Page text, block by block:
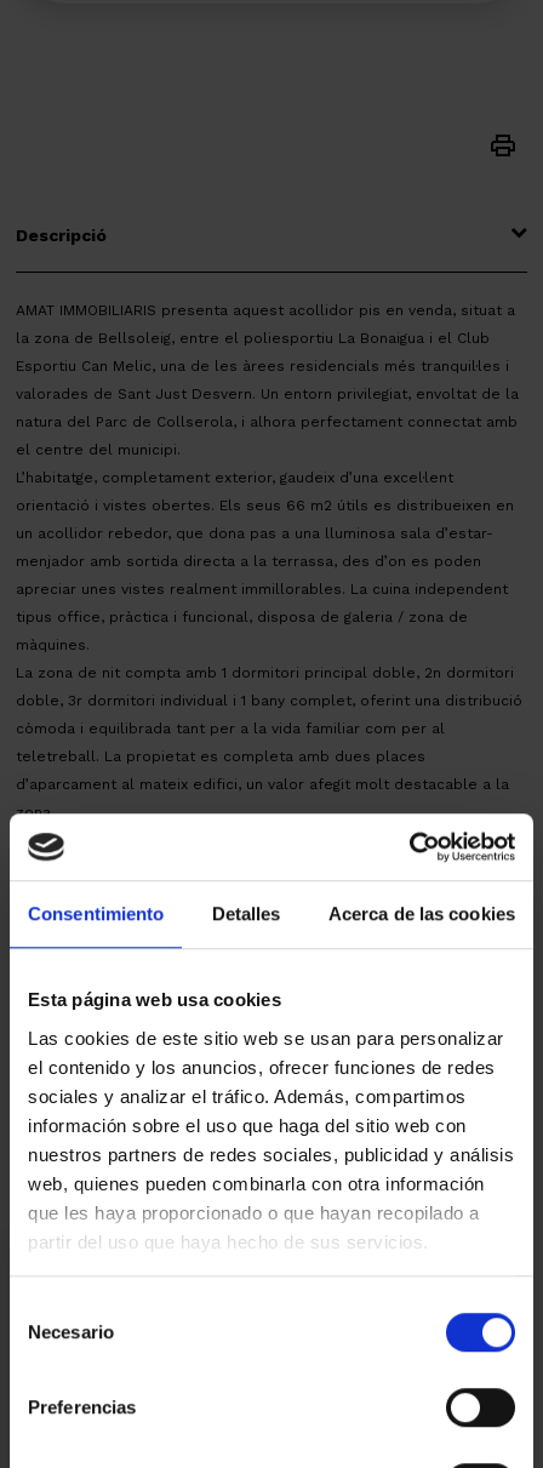
Consentimiento Detalles Acerca de las cookies
Esta página web usa cookies
Las cookies de este sitio web se usan para personalizar
el contenido y los anuncios, ofrecer funciones de redes
sociales y analizar el tráfico. Además, compartimos
información sobre el uso que haga del sitio web con
nuestros partners de redes sociales, publicidad y análisis
web, quienes pueden combinarla con otra información
que les haya proporcionado o que hayan recopilado a
partir del uso que haya hecho de sus servicios.
Necesario
Preferencias
Descripció
AMAT IMMOBILIARIS presenta aquest acollidor pis en venda, situat a
la zona de Bellsoleig, entre el poliesportiu La Bonaigua i el Club
Esportiu Can Melic, una de les àrees residencials més tranquil·les i
valorades de Sant Just Desvern. Un entorn privilegiat, envoltat de la
natura del Parc de Collserola, i alhora perfectament connectat amb
el centre del municipi.
L’habitatge, completament exterior, gaudeix d’una excel·lent
orientació i vistes obertes. Els seus 66 m2 útils es distribueixen en
un acollidor rebedor, que dona pas a una lluminosa sala d’estar-
menjador amb sortida directa a la terrassa, des d’on es poden
apreciar unes vistes realment immillorables. La cuina independent
tipus office, pràctica i funcional, disposa de galeria / zona de
màquines.
La zona de nit compta amb 1 dormitori principal doble, 2n dormitori
doble, 3r dormitori individual i 1 bany complet, oferint una distribució
còmoda i equilibrada tant per a la vida familiar com per al
teletreball. La propietat es completa amb dues places
d’aparcament al mateix edifici, un valor afegit molt destacable a la
zona.
En resum, un habitatge acollidor, ben orientat i amb vistes
excepcionals, ideal per a qui busca tranquil·litat, natura i qualitat de
una excel·lent oportunitat per convertir-lo en la seva nova llar.
AICAT 145 – API 1519 | VENDA 2ªMÀ en BON ESTAT | CEE:CX69KVJ4S -
segons arancel.
Video
Estic interessat